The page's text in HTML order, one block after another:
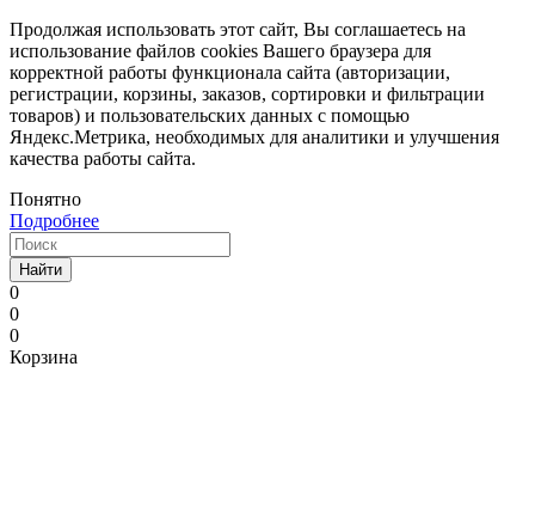
Продолжая использовать этот сайт, Вы соглашаетесь на
использование файлов cookies Вашего браузера для
корректной работы функционала сайта (авторизации,
регистрации, корзины, заказов, сортировки и фильтрации
товаров) и пользовательских данных с помощью
Яндекс.Метрика, необходимых для аналитики и улучшения
качества работы сайта.
Понятно
Подробнее
Найти
0
0
0
Корзина